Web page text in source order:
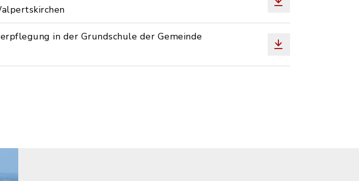
in der Grundschule der Gemeinde